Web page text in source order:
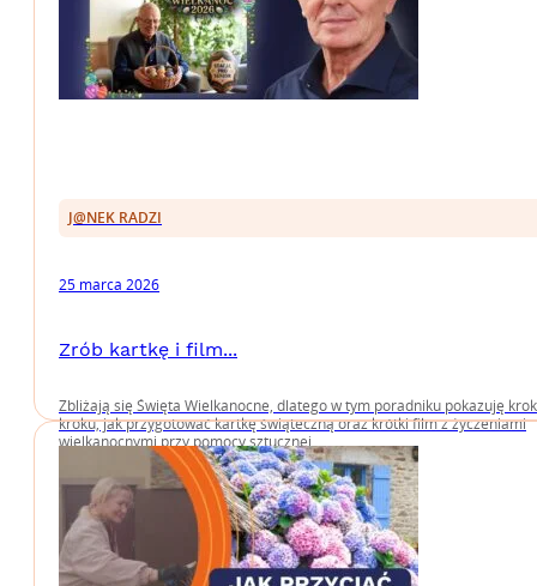
J@NEK RADZI
25 marca 2026
Zrób kartkę i film...
Zbliżają się Święta Wielkanocne, dlatego w tym poradniku pokazuję
kroku, jak przygotować kartkę świąteczną oraz krótki film z życzeniami
wielkanocnymi przy pomocy sztucznej....